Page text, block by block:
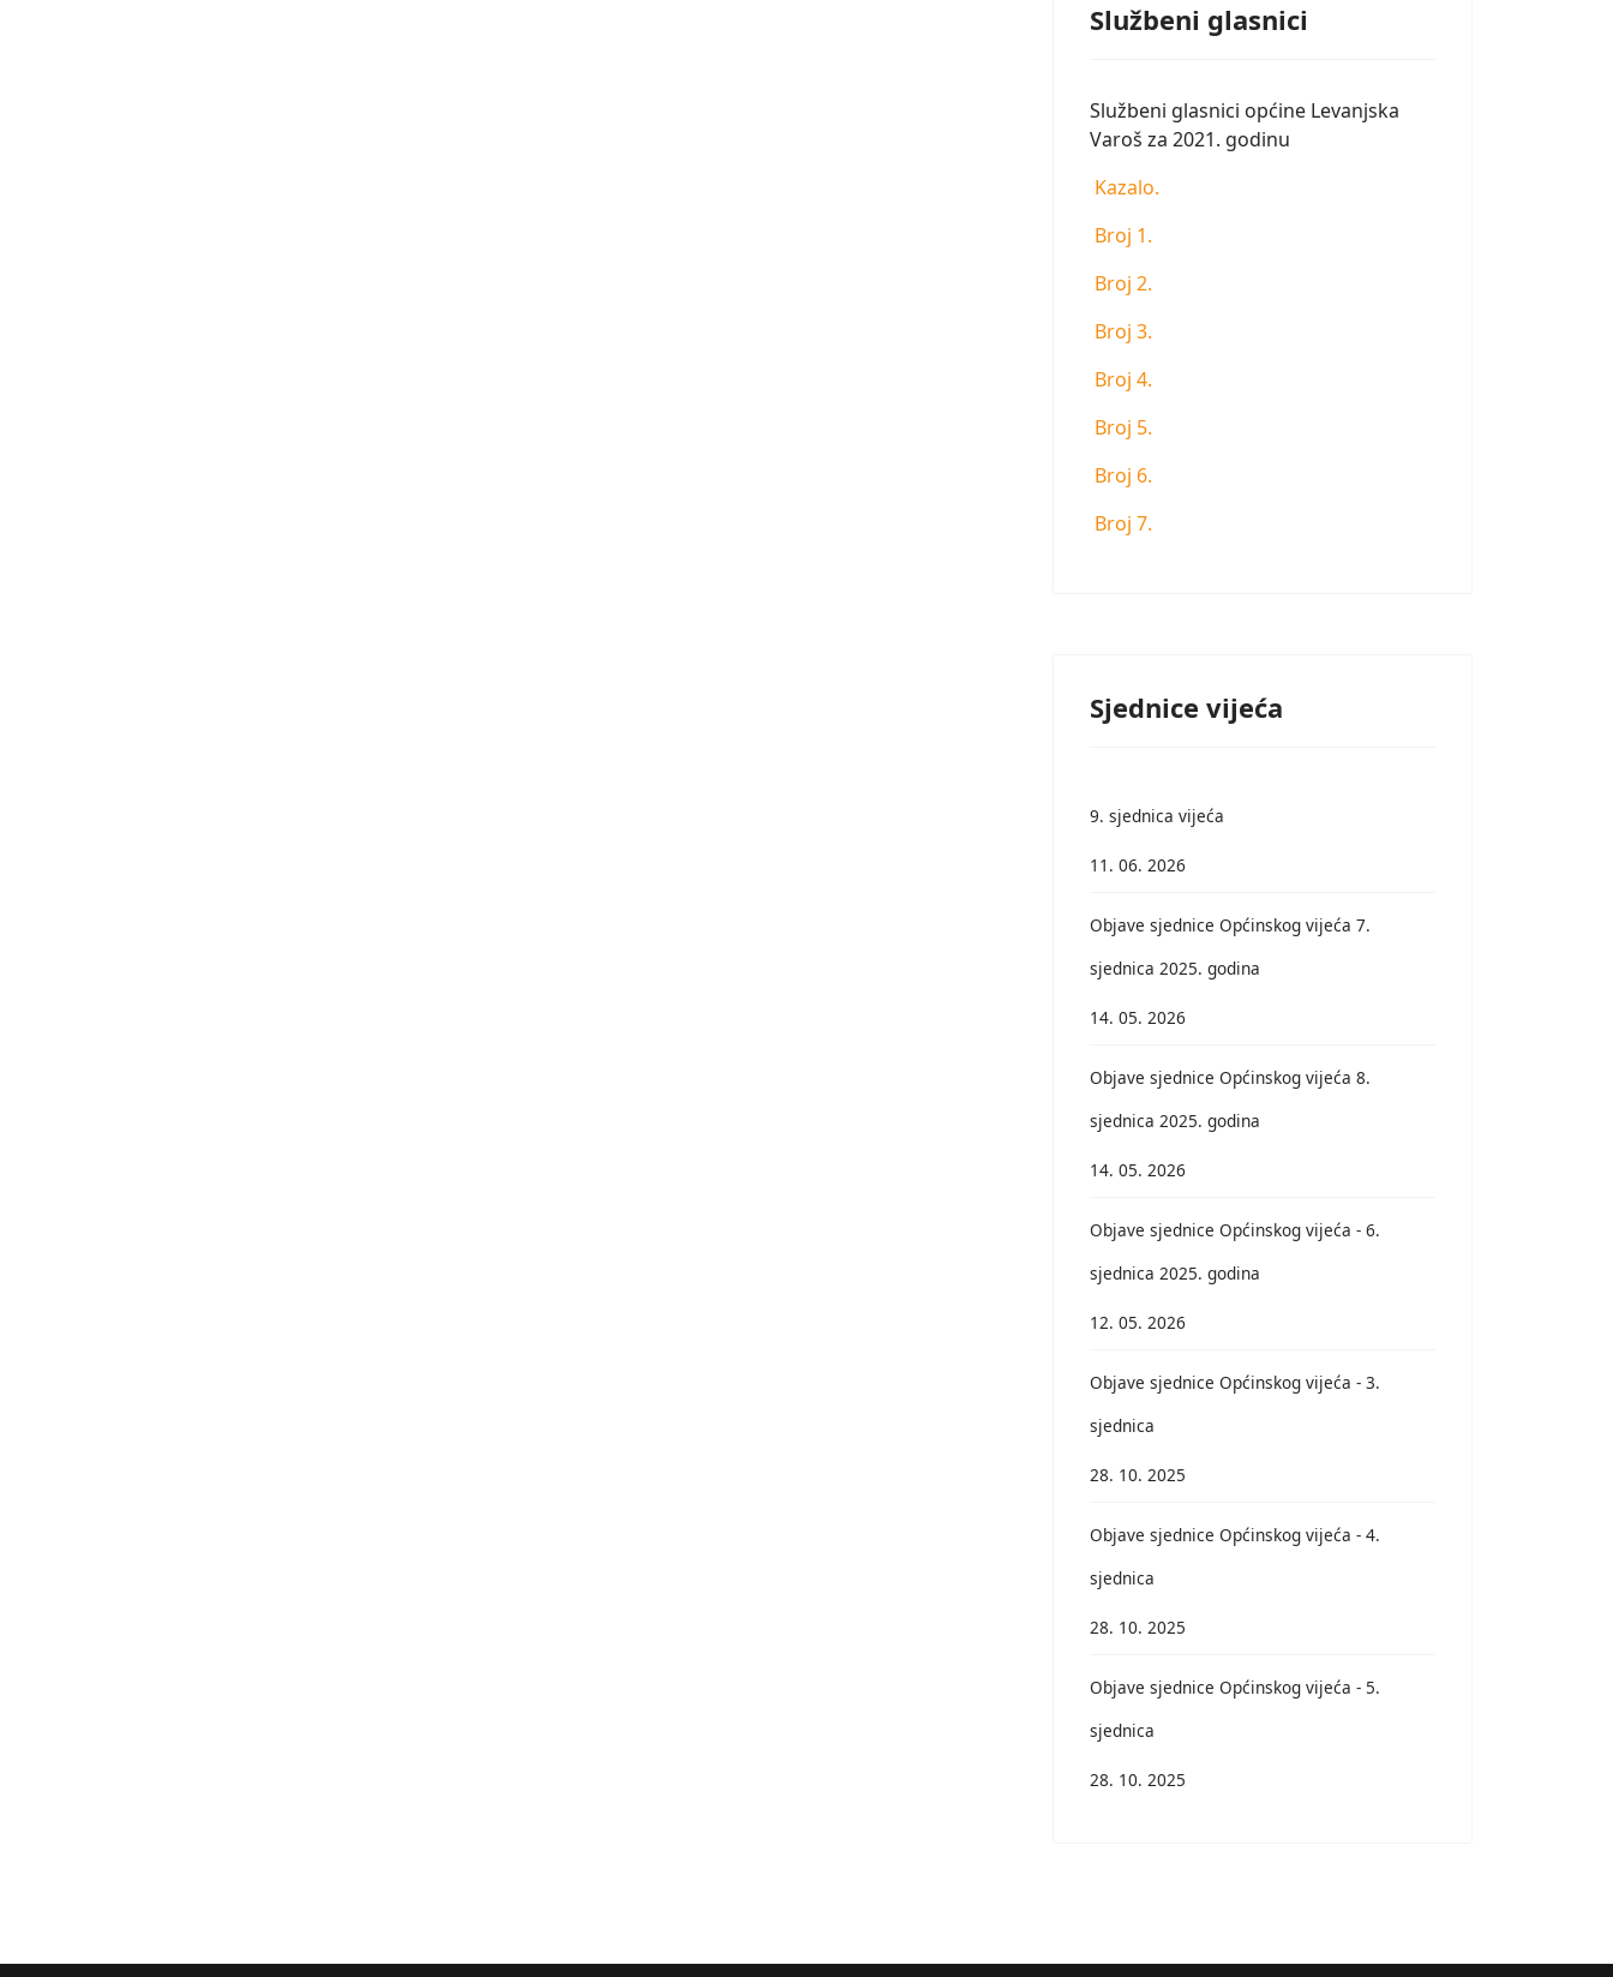
Službeni glasnici
Službeni glasnici općine Levanjska
Varoš za 2021. godinu
Kazalo.
Broj 1.
Broj 2.
Broj 3.
Broj 4.
Broj 5.
Broj 6.
Broj 7.
Sjednice vijeća
9. sjednica vijeća
11. 06. 2026
Objave sjednice Općinskog vijeća 7.
sjednica 2025. godina
14. 05. 2026
Objave sjednice Općinskog vijeća 8.
sjednica 2025. godina
14. 05. 2026
Objave sjednice Općinskog vijeća - 6.
sjednica 2025. godina
12. 05. 2026
Objave sjednice Općinskog vijeća - 3.
sjednica
28. 10. 2025
Objave sjednice Općinskog vijeća - 4.
sjednica
28. 10. 2025
Objave sjednice Općinskog vijeća - 5.
sjednica
28. 10. 2025